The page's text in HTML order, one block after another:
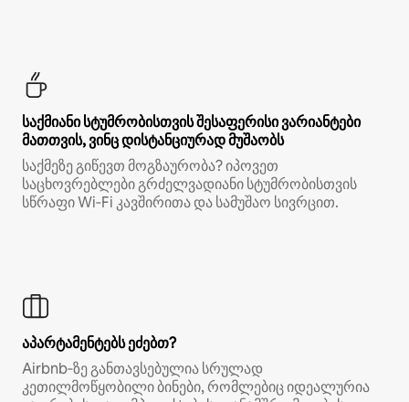
საქმიანი სტუმრობისთვის შესაფერისი ვარიანტები
მათთვის, ვინც დისტანციურად მუშაობს
საქმეზე გიწევთ მოგზაურობა? იპოვეთ
საცხოვრებლები გრძელვადიანი სტუმრობისთვის
სწრაფი Wi‑Fi კავშირითა და სამუშაო სივრცით.
აპარტამენტებს ეძებთ?
Airbnb‑ზე განთავსებულია სრულად
კეთილმოწყობილი ბინები, რომლებიც იდეალურია